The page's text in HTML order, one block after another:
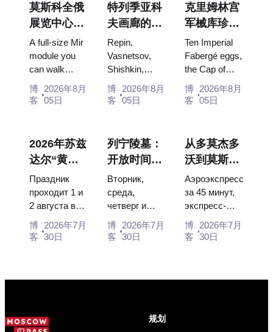
莫斯科全俄
展览中心
“宇宙馆”：
俄罗斯最大
的太空展览
馆内景
A full-size Mir
module you
can walk
through, the
Energia–
descent
capsules and
120 pieces of
flight...
博
客
2026年8月
05日
特列季亚科
夫画廊的杰
作：值得为
此安排行程
的画作
Repin,
Vasnetsov,
Shishkin,
Vrubel, Serov
and Surikov
people, where
they hang,
and why
booking the...
博
客
2026年8月
05日
克里姆林宫
军械库珍
宝：法贝热
彩蛋、宝座
与加冕礼服
Ten Imperial
Fabergé eggs,
the Cap of
Monomakh,
the double
the coronation
dress of
Catherine...
博
客
2026年8月
05日
2026年苏兹
达尔“黄瓜
节”：门
票、日期及
从莫斯科如
何前往
Праздник
проходит 1 и
2 августа в
Музее
деревянного
через
博
客
2026年7月
30日
列宁陵墓：
开放时间、
入场和与克
里姆林宫的
主要混淆
Вторник,
среда,
четверг и
суббота с
10:00 до
博
客
2026年7月
30日
从多莫杰多
沃到莫斯科
市中心：乘
坐空铁、公
交车或电车
Аэроэкспресс
за 45 минут,
экспресс-
автобус за
450 рублей,
博
客
2026年7月
30日
规划